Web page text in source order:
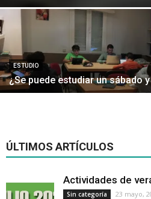
ESTUDIO
¿Se puede estudiar un sábado
ÚLTIMOS ARTÍCULOS
Actividades de
Sin categoría 23 mayo,